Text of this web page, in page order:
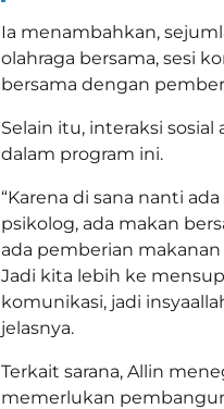
Ia menambahkan,
olahraga bersama, sesi
bersama dengan
Selain itu, interaksi
dalam program ini.
“Karena di sana nanti
psikolog, ada makan
ada pemberian
Jadi kita lebih ke
komunikasi, jadi
jelasnya.
Terkait sarana, Allin
memerlukan